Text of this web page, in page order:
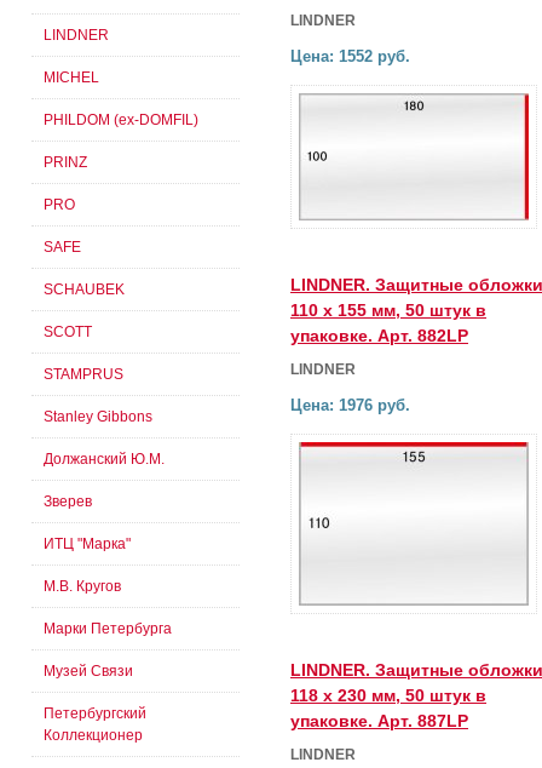
LINDNER
Цена: 1552 руб.
LINDNER. Защитные обложки
110 х 155 мм, 50 штук в
упаковке. Арт. 882LP
LINDNER
Цена: 1976 руб.
LINDNER. Защитные обложки
118 х 230 мм, 50 штук в
упаковке. Арт. 887LP
LINDNER
LINDNER
MICHEL
PHILDOM (ex-DOMFIL)
PRINZ
PRO
SAFE
SCHAUBEK
SCOTT
STAMPRUS
Stanley Gibbons
Должанский Ю.М.
Зверев
ИТЦ "Марка"
М.В. Кругов
Марки Петербурга
Музей Связи
Петербургский
Коллекционер